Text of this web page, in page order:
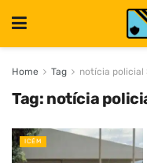
Home Tag notícia policial
Tag: notícia
ICÉM